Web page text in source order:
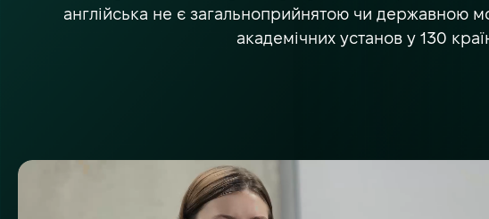
англійська не є загальноприйнятою чи державною
академічних установ у 130